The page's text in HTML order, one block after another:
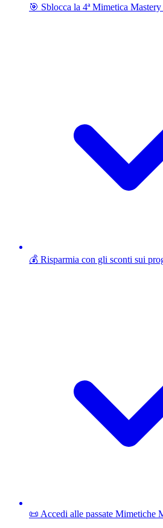
🎯 Sblocca la 4ª Mimetica
💰 Risparmia con gli sconti sui
📜 Accedi alle passate Mimetiche